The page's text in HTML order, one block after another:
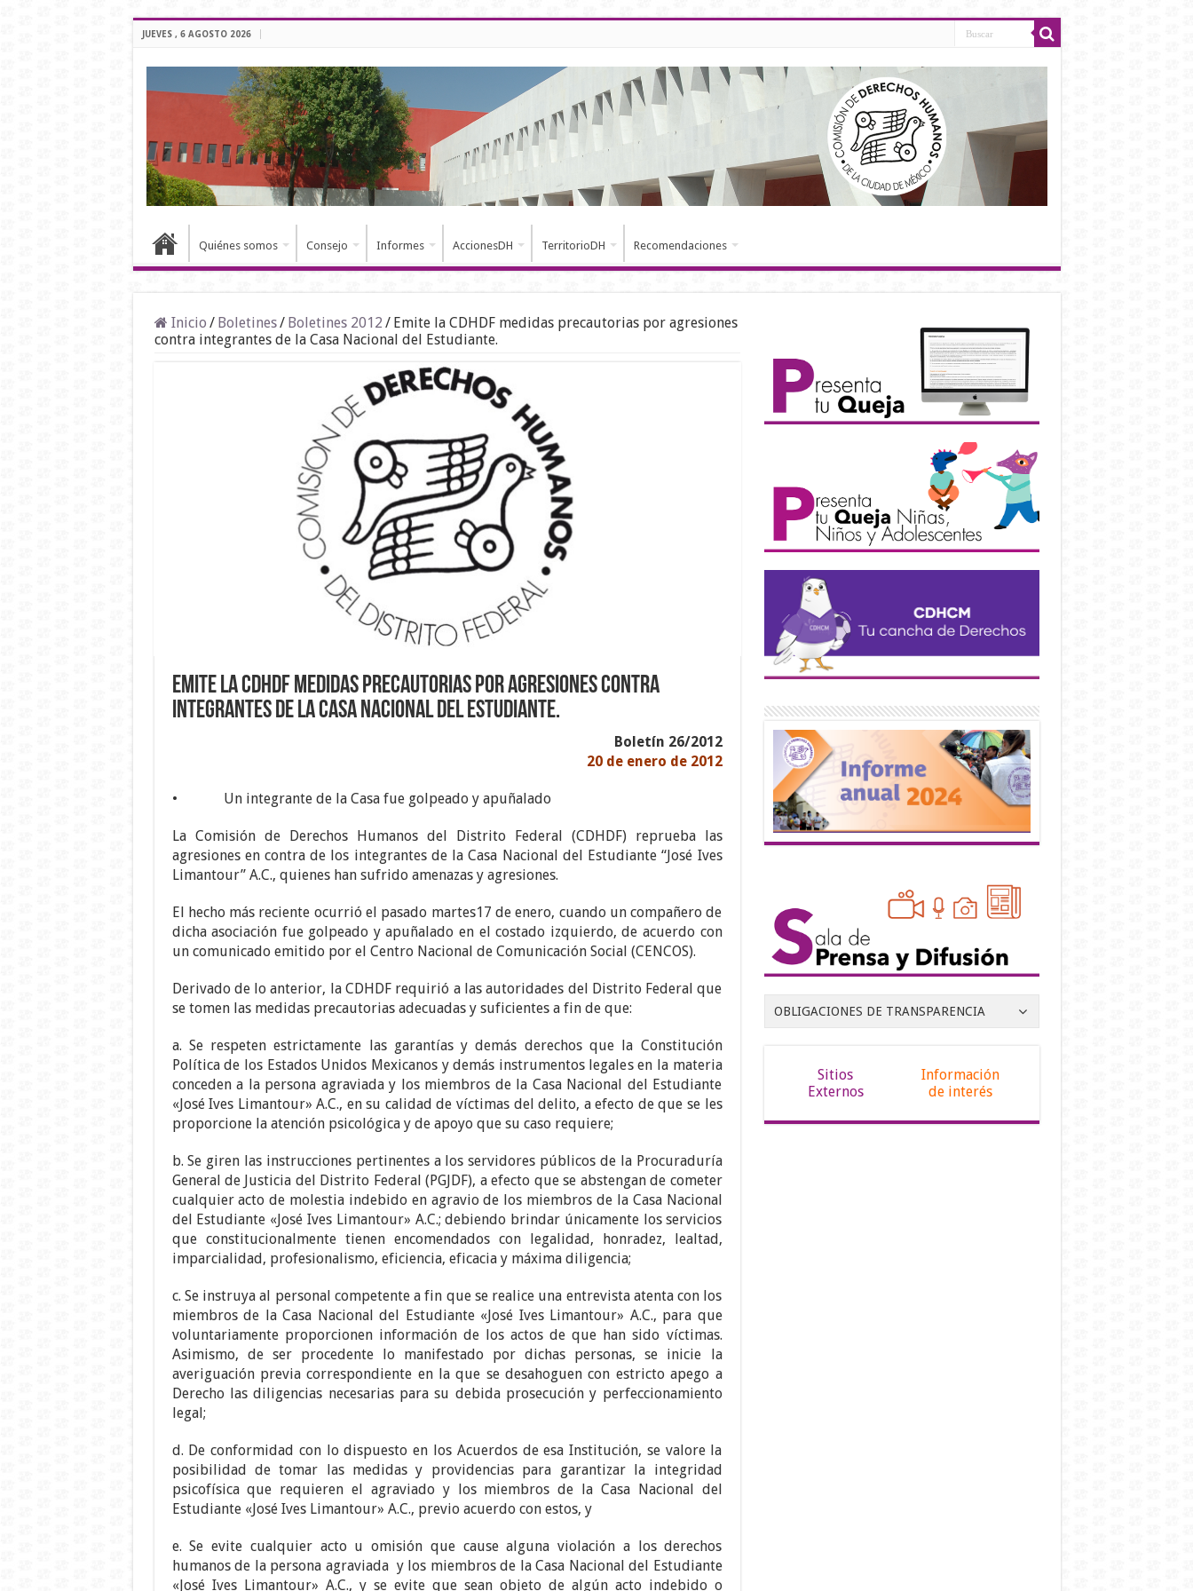
JUEVES , 6 AGOSTO 2026
Quiénes somos Consejo Informes AccionesDH TerritorioDH Recomendaciones
Inicio / Boletines/ Boletines 2012 / Emite la CDHDF medidas precautorias por agresiones
contra integrantes de la Casa Nacional del Estudiante.
Emite la CDHDF medidas precautorias por agresiones contra
integrantes de la Casa Nacional del Estudiante.
Boletín 26/2012
20 de enero de 2012
• Un integrante de la Casa fue golpeado y apuñalado
La Comisión de Derechos Humanos del Distrito Federal (CDHDF) reprueba las
agresiones en contra de los integrantes de la Casa Nacional del Estudiante “José Ives
Limantour” A.C., quienes han sufrido amenazas y agresiones.
El hecho más reciente ocurrió el pasado martes17 de enero, cuando un compañero de
dicha asociación fue golpeado y apuñalado en el costado izquierdo, de acuerdo con
un comunicado emitido por el Centro Nacional de Comunicación Social (CENCOS).
Derivado de lo anterior, la CDHDF requirió a las autoridades del Distrito Federal que
se tomen las medidas precautorias adecuadas y suficientes a fin de que:
a. Se respeten estrictamente las garantías y demás derechos que la Constitución
Política de los Estados Unidos Mexicanos y demás instrumentos legales en la materia
conceden a la persona agraviada y los miembros de la Casa Nacional del Estudiante
«José Ives Limantour» A.C., en su calidad de víctimas del delito, a efecto de que se les
proporcione la atención psicológica y de apoyo que su caso requiere;
b. Se giren las instrucciones pertinentes a los servidores públicos de la Procuraduría
General de Justicia del Distrito Federal (PGJDF), a efecto que se abstengan de cometer
cualquier acto de molestia indebido en agravio de los miembros de la Casa Nacional
del Estudiante «José Ives Limantour» A.C.; debiendo brindar únicamente los servicios
que constitucionalmente tienen encomendados con legalidad, honradez, lealtad,
imparcialidad, profesionalismo, eficiencia, eficacia y máxima diligencia;
c. Se instruya al personal competente a fin que se realice una entrevista atenta con los
miembros de la Casa Nacional del Estudiante «José Ives Limantour» A.C., para que
voluntariamente proporcionen información de los actos de que han sido víctimas.
Asimismo, de ser procedente lo manifestado por dichas personas, se inicie la
averiguación previa correspondiente en la que se desahoguen con estricto apego a
Derecho las diligencias necesarias para su debida prosecución y perfeccionamiento
legal;
d. De conformidad con lo dispuesto en los Acuerdos de esa Institución, se valore la
posibilidad de tomar las medidas y providencias para garantizar la integridad
psicofísica que requieren el agraviado y los miembros de la Casa Nacional del
Estudiante «José Ives Limantour» A.C., previo acuerdo con estos, y
e. Se evite cualquier acto u omisión que cause alguna violación a los derechos
humanos de la persona agraviada y los miembros de la Casa Nacional del Estudiante
«José Ives Limantour» A.C., y se evite que sean objeto de algún acto indebido o
OBLIGACIONES DE TRANSPARENCIA
Sitios
Externos
Información
de interés